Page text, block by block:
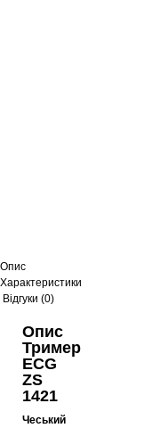
Опис
Характеристики
Відгуки (0)
Опис
Тример
ECG
ZS
1421
Чеський